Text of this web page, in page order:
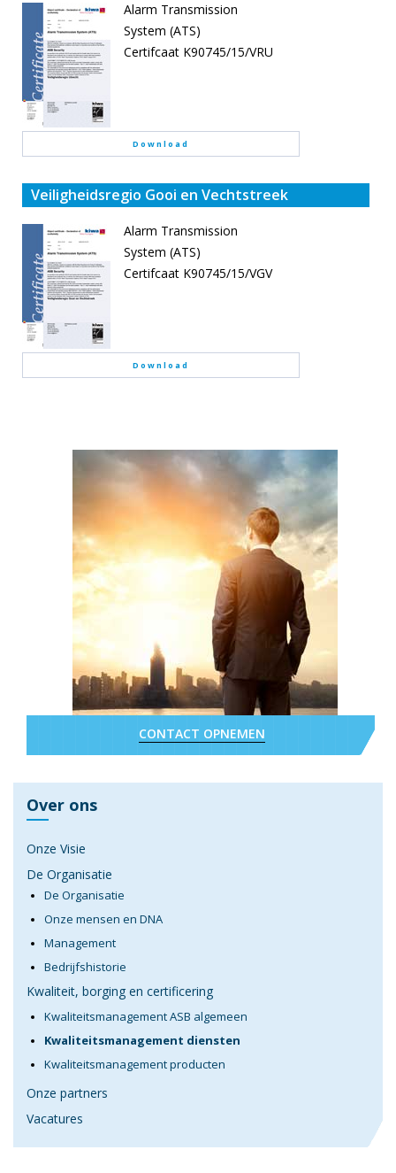
Alarm Transmission
System (ATS)
Certifcaat K90745/15/VRU
Download
Veiligheidsregio Gooi en Vechtstreek
Alarm Transmission
System (ATS)
Certifcaat K90745/15/VGV
Download
CONTACT OPNEMEN
Over ons
Onze Visie
De Organisatie
De Organisatie
Onze mensen en DNA
Management
Bedrijfshistorie
Kwaliteit, borging en certificering
Kwaliteitsmanagement ASB algemeen
Kwaliteitsmanagement diensten
Kwaliteitsmanagement producten
Onze partners
Vacatures